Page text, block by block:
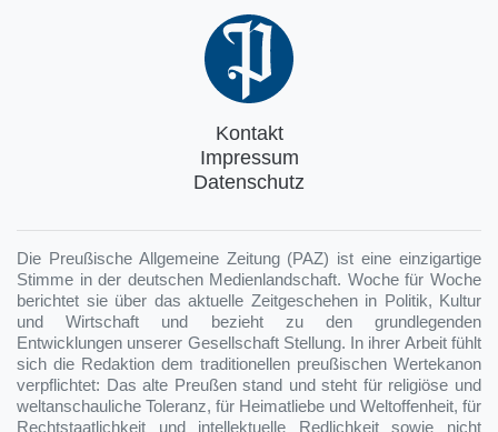
Kontakt
Impressum
Datenschutz
Die Preußische Allgemeine Zeitung (PAZ) ist eine einzigartige
Stimme in der deutschen Medienlandschaft. Woche für Woche
berichtet sie über das aktuelle Zeitgeschehen in Politik, Kultur
und Wirtschaft und bezieht zu den grundlegenden
Entwicklungen unserer Gesellschaft Stellung. In ihrer Arbeit fühlt
sich die Redaktion dem traditionellen preußischen Wertekanon
verpflichtet: Das alte Preußen stand und steht für religiöse und
weltanschauliche Toleranz, für Heimatliebe und Weltoffenheit, für
Rechtstaatlichkeit und intellektuelle Redlichkeit sowie nicht